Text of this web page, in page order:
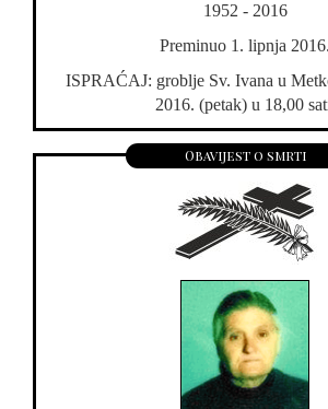
1952 - 2016
Preminuo 1. lipnja 2016.
ISPRAĆAJ: groblje Sv. Ivana u
2016. (petak) u 18,00
Obavijest o smrti